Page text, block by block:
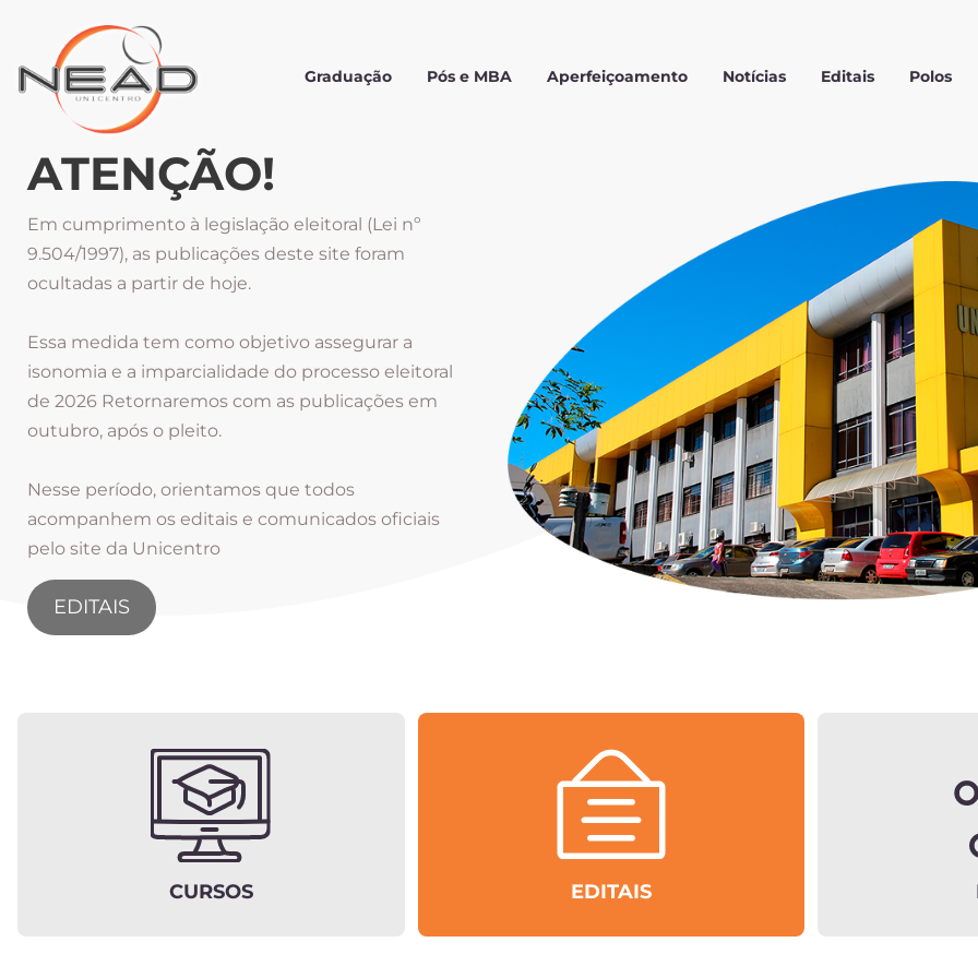
Graduação Pós e MBA Aperfeiçoamento Notícias Editais Polos
ATENÇÃO!
Em cumprimento à legislação eleitoral (Lei nº
9.504/1997), as publicações deste site foram
ocultadas a partir de hoje.
Essa medida tem como objetivo assegurar a
isonomia e a imparcialidade do processo eleitoral
de 2026 Retornaremos com as publicações em
outubro, após o pleito.
Nesse período, orientamos que todos
acompanhem os editais e comunicados oficiais
pelo site da Unicentro
EDITAIS
CURSOS EDITAIS